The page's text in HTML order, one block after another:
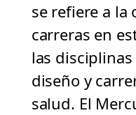
se refiere a la
carreras en
las
diseño y
salud. El